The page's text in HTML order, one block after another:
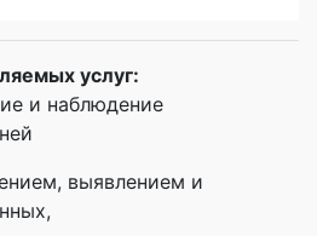
услуг:
и наблюдение
выявлением и